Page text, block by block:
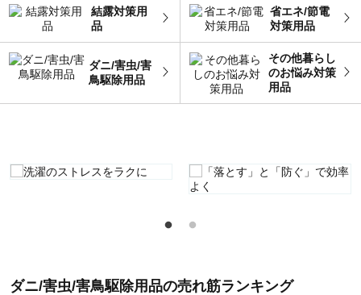
結露対策用
品
省エネ/節電
対策用品
ダニ/害虫/害
鳥駆除用品
その他暮らし
のお悩み対策
用品
ダニ/害虫/害鳥駆除用品の売れ筋ランキング